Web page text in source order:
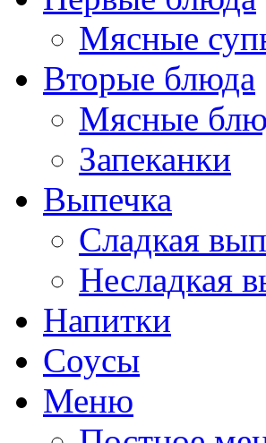
Мясные
Вторые блюда
Мясные
Запеканки
Выпечка
Сладкая
Несладкая
Напитки
Соусы
Меню